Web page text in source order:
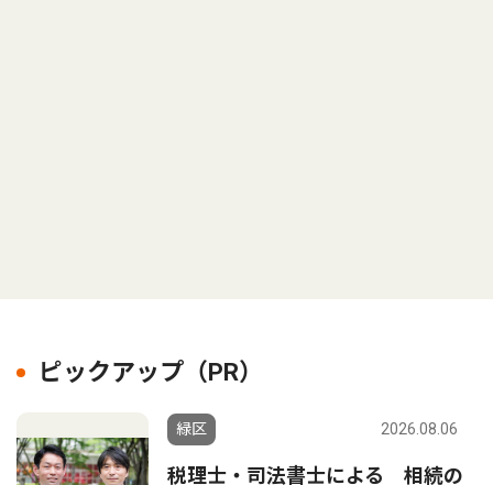
ピックアップ（PR）
緑区 2026.08.06
税理士・司法書士による 相続の